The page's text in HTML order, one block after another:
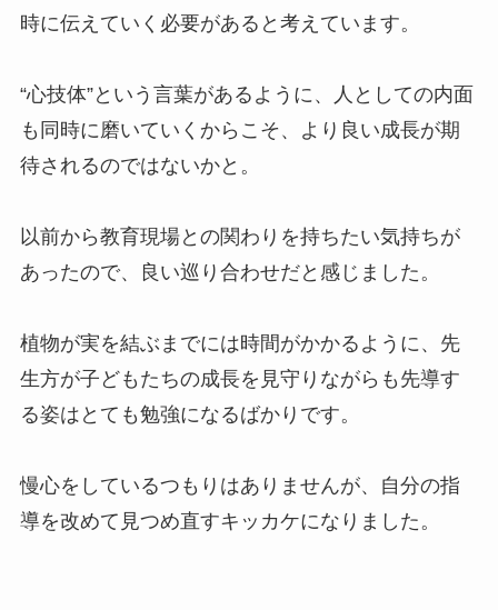
時に伝えていく必要があると考えています。
“心技体”という言葉があるように、人としての内面
も同時に磨いていくからこそ、より良い成長が期
待されるのではないかと。
以前から教育現場との関わりを持ちたい気持ちが
あったので、良い巡り合わせだと感じました。
植物が実を結ぶまでには時間がかかるように、先
生方が子どもたちの成長を見守りながらも先導す
る姿はとても勉強になるばかりです。
慢心をしているつもりはありませんが、自分の指
導を改めて見つめ直すキッカケになりました。